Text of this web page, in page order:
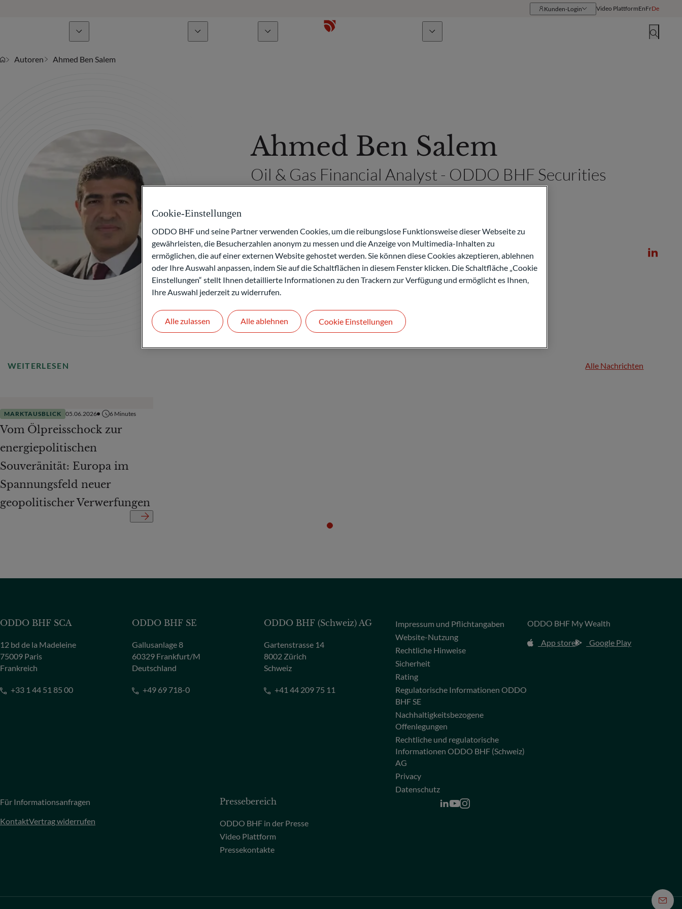
Kunden-Login Video PlattformEnFrDe
Autoren Ahmed Ben Salem
Ahmed Ben Salem
Oil & Gas Financial Analyst - ODDO BHF Securities
Kontakt
WEITERLESEN Alle Nachrichten
MARKTAUSBLICK 05.06.2026 6 Minutes
Vom Ölpreisschock zur
energiepolitischen
Souveränität: Europa im
Spannungsfeld neuer
geopolitischer Verwerfungen
ODDO BHF SCA
12 bd de la Madeleine
75009 Paris
Frankreich
+33 1 44 51 85 00
ODDO BHF SE
Gallusanlage 8
60329 Frankfurt/M
Deutschland
+49 69 718-0
ODDO BHF (Schweiz) AG
Gartenstrasse 14
8002 Zürich
Schweiz
+41 44 209 75 11
Impressum und Pflichtangaben
Website-Nutzung
Rechtliche Hinweise
Sicherheit
Rating
Regulatorische Informationen ODDO
BHF SE
Nachhaltigkeitsbezogene
Offenlegungen
Rechtliche und regulatorische
Informationen ODDO BHF (Schweiz)
AG
Privacy
Datenschutz
ODDO BHF My Wealth
App store
Google Play
Für Informationsanfragen
KontaktVertrag widerrufen
Pressebereich
ODDO BHF in der Presse
Video Plattform
Pressekontakte
Cookie-Einstellungen
ODDO BHF und seine Partner verwenden Cookies, um die reibungslose Funktionsweise dieser Webseite zu
gewährleisten, die Besucherzahlen anonym zu messen und die Anzeige von Multimedia-Inhalten zu
ermöglichen, die auf einer externen Website gehostet werden. Sie können diese Cookies akzeptieren, ablehnen
oder Ihre Auswahl anpassen, indem Sie auf die Schaltflächen in diesem Fenster klicken. Die Schaltfläche „Cookie
Einstellungen“ stellt Ihnen detaillierte Informationen zu den Trackern zur Verfügung und ermöglicht es Ihnen,
Ihre Auswahl jederzeit zu widerrufen.
Alle ablehnen
Alle zulassen Cookie Einstellungen